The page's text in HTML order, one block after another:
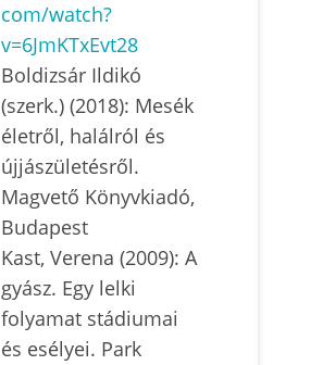
com/watch?
v=6JmKTxEvt28
Boldizsár Ildikó
(szerk.) (2018): Mesék
életről, halálról és
újjászületésről.
Magvető Könyvkiadó,
Budapest
Kast, Verena (2009): A
gyász. Egy lelki
folyamat stádiumai
és esélyei. Park